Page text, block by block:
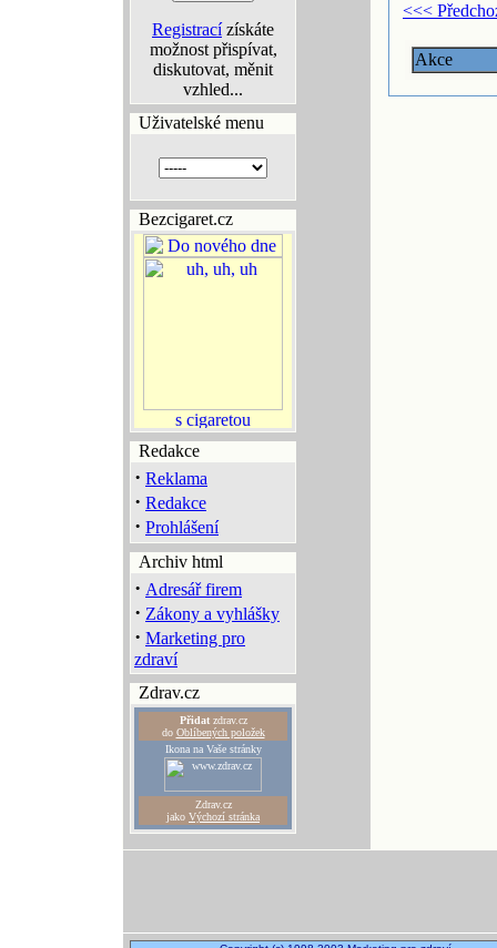
Registracízískáte
možnost přispívat,
diskutovat, měnit
vzhled...
Uživatelské menu
Bezcigaret.cz
Redakce
· Reklama
· Redakce
· Prohlášení
Archiv html
· Adresář firem
· Zákony a vyhlášky
· Marketing pro
zdraví
Zdrav.cz
Přidatzdrav.cz
do Oblíbených položek
Ikona na Vaše stránky
Zdrav.cz
jako Výchozí stránka
<<<
Akce